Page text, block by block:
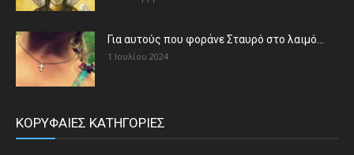
Για αυτούς που φοράνε Σταυρό στο λαιμό…
1 Ιουλίου 2024
ΚΟΡΥΦΑΙΕΣ ΚΑΤΗΓΟΡΙΕΣ